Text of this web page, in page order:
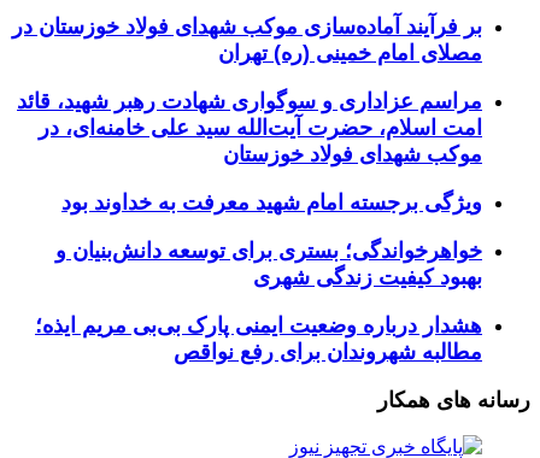
بر فرآیند آماده‌سازی موکب شهدای فولاد خوزستان در
مصلای امام خمینی (ره) تهران
مراسم عزاداری و سوگواری شهادت رهبر شهید، قائد
امت اسلام، حضرت آیت‌الله سید علی خامنه‌ای، در
موکب شهدای فولاد خوزستان
ویژگی برجسته امام شهید معرفت به خداوند بود
خواهرخواندگی؛ بستری برای توسعه دانش‌بنیان و
بهبود کیفیت زندگی شهری
هشدار درباره وضعیت ایمنی پارک بی‌بی مریم ایذه؛
مطالبه شهروندان برای رفع نواقص
رسانه های همکار